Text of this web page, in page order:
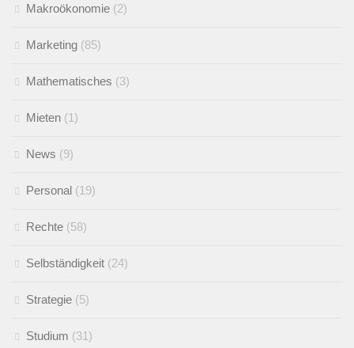
Makroökonomie (2)
Marketing (85)
Mathematisches (3)
Mieten (1)
News (9)
Personal (19)
Rechte (58)
Selbständigkeit (24)
Strategie (5)
Studium (31)